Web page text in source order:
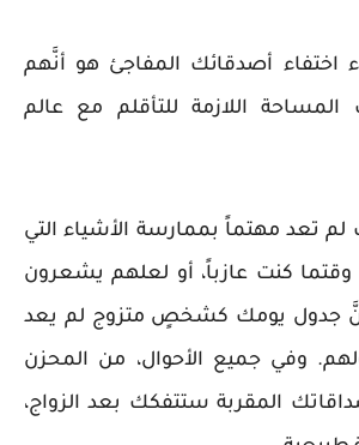
اختفاء أصدقائك المفاجئ هو أنَّهم
المساحة اللازمة للتأقلم مع عالم
تعد مهتماً بممارسة الأشياء التي
وقتما كنت عازباً، أو لعلهم يشعرون
جدول يومك كشخصٍ متزوج لم يعد
وفي جميع الأحوال، من المحزن
المقربة ستتفكك بعد الزواج،